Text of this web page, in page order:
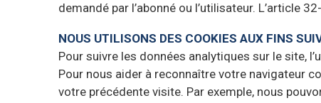
demandé par l’abonné ou l’utilisateur. L’article
NOUS UTILISONS DES COOKIES AUX FINS
Pour suivre les données analytiques sur le site,
Pour nous aider à reconnaître votre navigateur
votre précédente visite. Par exemple, nous